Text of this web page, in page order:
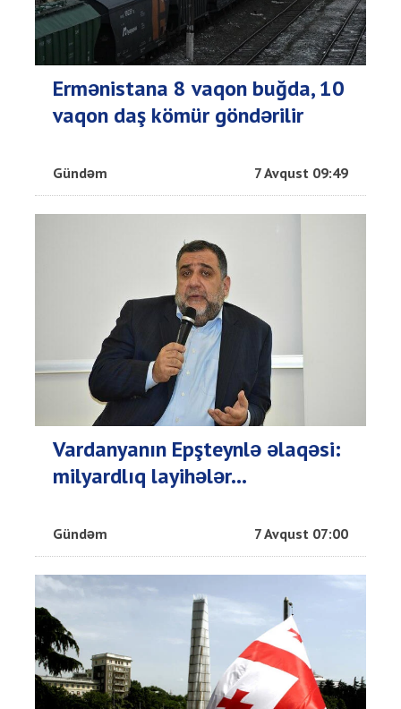
Ermənistana 8 vaqon buğda, 10
vaqon daş kömür göndərilir
Gündəm 7 Avqust 09:49
Vardanyanın Epşteynlə əlaqəsi:
milyardlıq layihələr...
Gündəm 7 Avqust 07:00